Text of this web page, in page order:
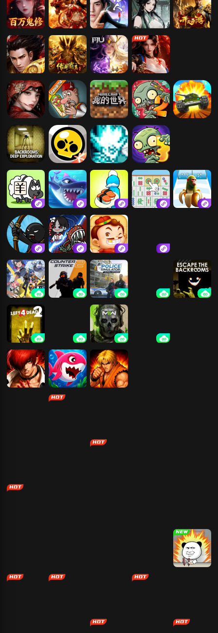
天剑诀（0.1百
万真充鬼修）
刀剑笑之霸刀
凡人修仙传：
星海飞驰
墨武江山
霸者天下 传奇霸主 神兵奇迹 维京传奇
纸嫁衣9 沙威玛传奇 我的世界
植物大战僵尸
2高清版
后室：深入探
索
荒野乱斗
像素火影-次世
代
植物大战僵尸
3
羊了个羊：星
球
鱼吃鱼 回转寿司餐厅
火柴人战争遗
产
噩梦模拟器
天天斗地主真
人版
绝区零
警察模拟器巡
警
求生之路2
（在线免号）
NBA2K26
使命召唤19：
现代战争2
大鱼吃小鱼 三
合成进化恐龙
魂斗罗
登山越野摩托 疯狂灌篮 扫雷大挑战
狙击小日本2